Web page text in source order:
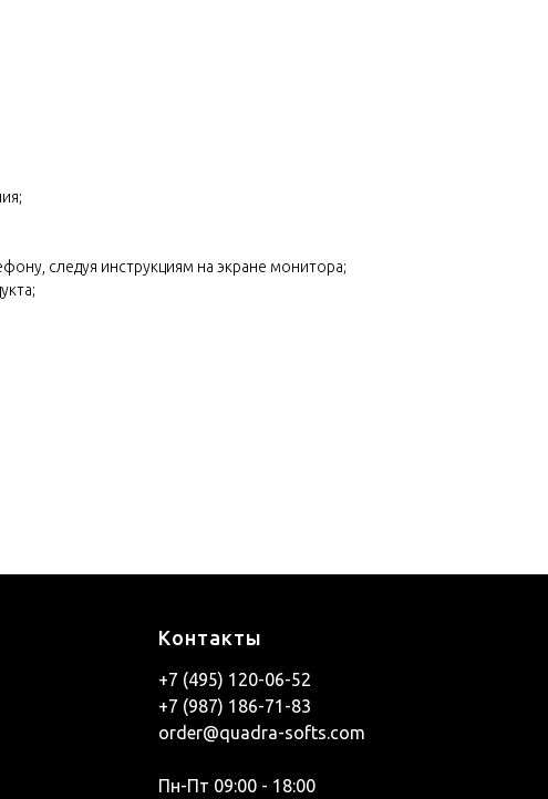
следуя инструкциям на экране монитора;
Контакты
+7 (495) 120-06-52
+7 (987) 186-71-83
order@quadra-softs.com
Пн-Пт 09:00 - 18:00